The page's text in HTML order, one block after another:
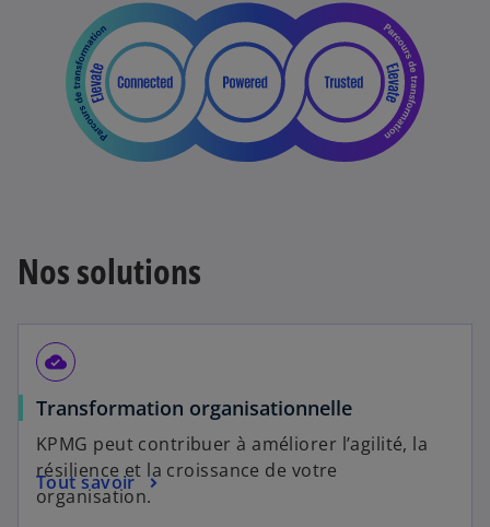
Nos solutions
cloud_done
Transformation organisationnelle
KPMG peut contribuer à améliorer l’agilité, la
résilience et la croissance de votre
organisation.
Tout savoir